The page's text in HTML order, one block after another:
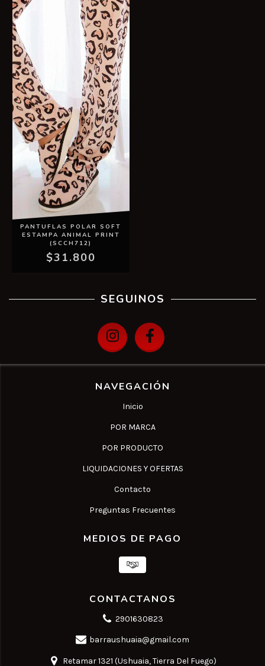
PANTUFLAS POLAR SOFT
ESTAMPA ANIMAL PRINT
(SCCH712)
$31.800
SEGUINOS
NAVEGACIÓN
Inicio
POR MARCA
POR PRODUCTO
LIQUIDACIONES Y OFERTAS
Contacto
Preguntas Frecuentes
MEDIOS DE PAGO
CONTACTANOS
2901630823
barraushuaia@gmail.com
Retamar 1321 (Ushuaia, Tierra Del Fuego)